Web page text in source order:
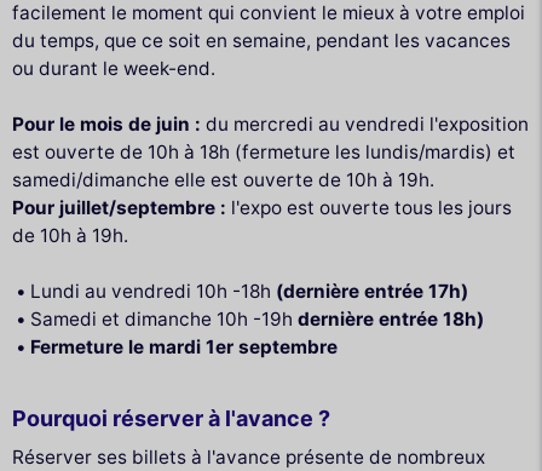
facilement le moment qui convient le mieux à votre emploi
du temps, que ce soit en semaine, pendant les vacances
ou durant le week-end.
Pour le mois de juin : du mercredi au vendredi l'exposition
est ouverte de 10h à 18h (fermeture les lundis/mardis) et
samedi/dimanche elle est ouverte de 10h à 19h.
Pour juillet/septembre : l'expo est ouverte tous les jours
de 10h à 19h.
Lundi au vendredi 10h -18h (dernière entrée 17h)
Samedi et dimanche 10h -19hdernière entrée 18h)
Fermeture le mardi 1er septembre
Pourquoi réserver à l'avance ?
Réserver ses billets à l'avance présente de nombreux